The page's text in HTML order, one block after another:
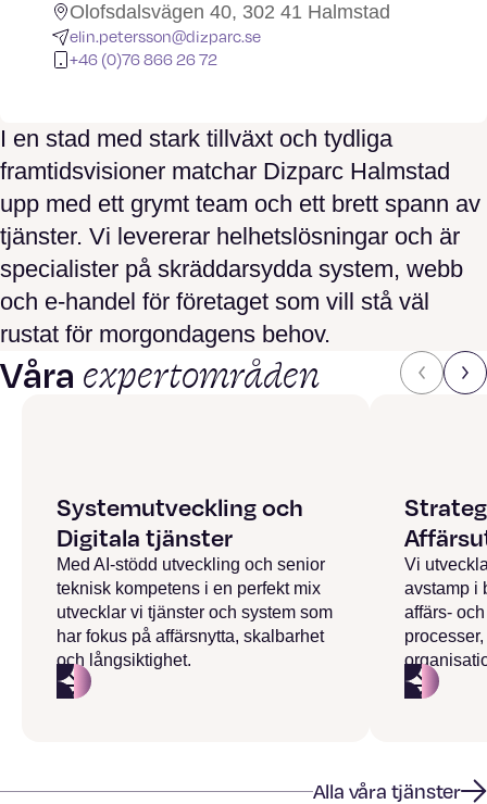
Olofsdalsvägen 40, 302 41 Halmstad
elin.petersson@dizparc.se
+46 (0)76 866 26 72
I en stad med stark tillväxt och tydliga
framtidsvisioner matchar Dizparc Halmstad
upp med ett grymt team och ett brett spann av
tjänster. Vi levererar helhetslösningar och är
specialister på skräddarsydda system, webb
och e-handel för företaget som vill stå väl
rustat för morgondagens behov.
Våra expertområden
Systemutveckling och
Digitala tjänster
Med AI-stödd utveckling och senior
teknisk kompetens i en perfekt mix
utvecklar vi tjänster och system som
har fokus på affärsnytta, skalbarhet
och långsiktighet.
Vi
avstamp i
affärs-
Alla våra tjänster